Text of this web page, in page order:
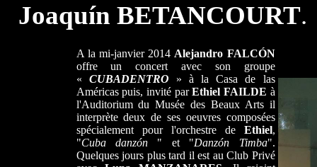
Joaquín BETANCOURT.
A la mi-janvier 2014 Alejandro FALCÓN
offre un concert avec son groupe
« CUBADENTRO » à la Casa de las
Américas puis, invité parEthiel FAILDE à
l'Auditorium du Musée des Beaux Arts il
interprète deux de ses oeuvres composées
spécialement pour l'orchestre de Ethiel,
"Cuba danzón" et "Danzón Timba".
Quelques jours plus tard il est au Club Privé